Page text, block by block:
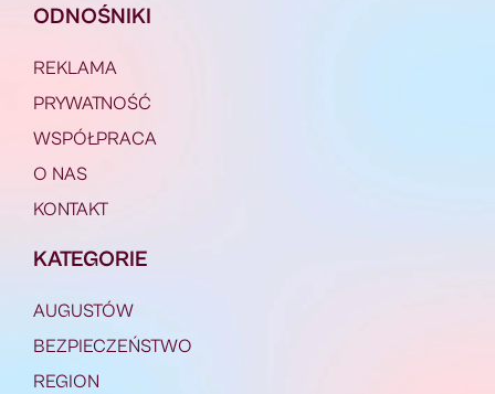
ODNOŚNIKI
REKLAMA
PRYWATNOŚĆ
WSPÓŁPRACA
O NAS
KONTAKT
KATEGORIE
AUGUSTÓW
BEZPIECZEŃSTWO
REGION